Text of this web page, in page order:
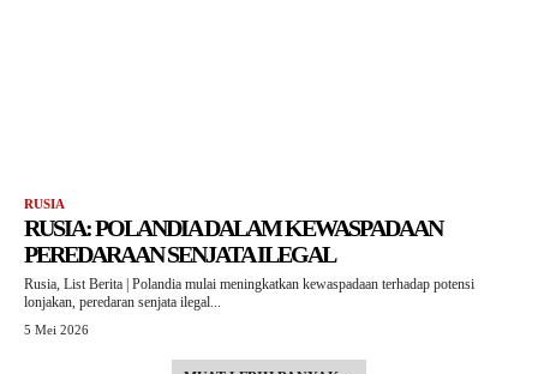
RUSIA
RUSIA: POLANDIA DALAM KEWASPADAAN
PEREDARAAN SENJATA ILEGAL
Rusia, List Berita | Polandia mulai meningkatkan kewaspadaan terhadap potensi
lonjakan, peredaran senjata ilegal...
5 Mei 2026